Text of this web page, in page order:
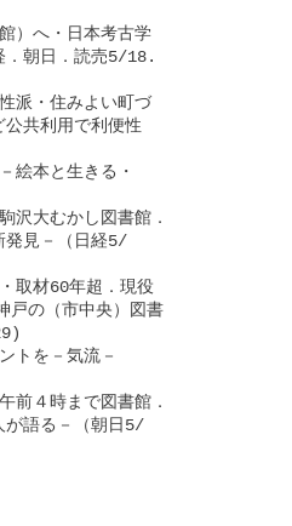
）へ・日本考古学
．朝日．読売5/18.
派・住みよい町づ
共利用で利便性
絵本と生きる・
沢大むかし図書館．
発見－（日経5/
取材60年超．現役
戸の（市中央）図書
トを－気流－
前４時まで図書館．
が語る－（朝日5/